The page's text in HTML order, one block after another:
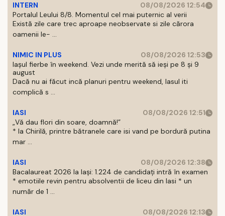
INTERN
08/08/2026 12:54
Portalul Leului 8/8. Momentul cel mai puternic al verii
Există zile care trec aproape neobservate si zile cărora
oamenii le- ...
NIMIC IN PLUS
08/08/2026 12:53
Iașul fierbe în weekend. Vezi unde merită să ieși pe 8 și 9
august
Dacă nu ai făcut incă planuri pentru weekend, Iasul iti
complică s ...
IASI
08/08/2026 12:51
„Vă dau flori din soare, doamnă!”
* la Chirilă, printre bătranele care isi vand pe bordură putina
mar ...
IASI
08/08/2026 12:38
Bacalaureat 2026 la Iași: 1.224 de candidați intră în examen
* emotiile revin pentru absolventii de liceu din Iasi * un
număr de 1 ...
IASI
08/08/2026 12:13